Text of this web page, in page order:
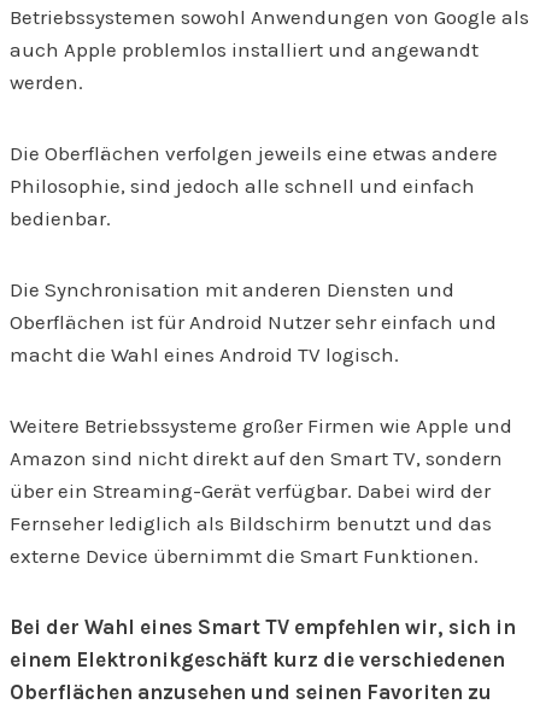
Betriebssystemen sowohl Anwendungen von Google als
auch Apple problemlos installiert und angewandt
werden.
Die Oberflächen verfolgen jeweils eine etwas andere
Philosophie, sind jedoch alle schnell und einfach
bedienbar.
Die Synchronisation mit anderen Diensten und
Oberflächen ist für Android Nutzer sehr einfach und
macht die Wahl eines Android TV logisch.
Weitere Betriebssysteme großer Firmen wie Apple und
Amazon sind nicht direkt auf den Smart TV, sondern
über ein Streaming-Gerät verfügbar. Dabei wird der
Fernseher lediglich als Bildschirm benutzt und das
externe Device übernimmt die Smart Funktionen.
Bei der Wahl eines Smart TV empfehlen wir, sich in
einem Elektronikgeschäft kurz die verschiedenen
Oberflächen anzusehen und seinen Favoriten zu